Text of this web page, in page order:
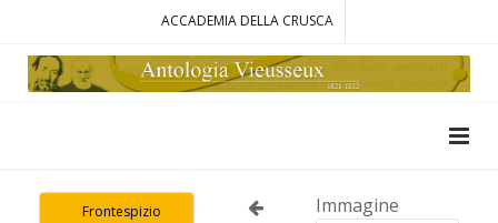
ACCADEMIA DELLA CRUSCA
Frontespizio Immagine